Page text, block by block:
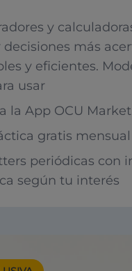
y
más
y eficientes.
usar
la App OCU
gratis mensual
periódicas con
según tu interés